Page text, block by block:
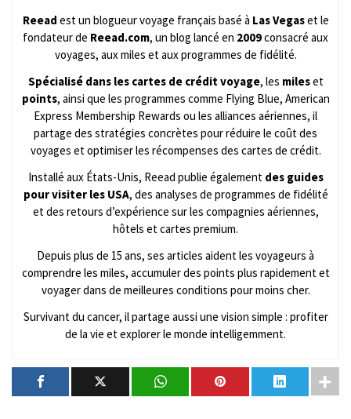
Reead est un blogueur voyage français basé à Las Vegaset le
fondateur de Reead.com, un blog lancé en 2009consacré aux
voyages, aux miles et aux programmes de fidélité.
Spécialisé dans les cartes de crédit voyage, les mileset
points, ainsi que les programmes comme Flying Blue, American
Express Membership Rewards ou les alliances aériennes, il
partage des stratégies concrètes pour réduire le coût des
voyages et optimiser les récompenses des cartes de crédit.
Installé aux États-Unis, Reead publie également des guides
pour visiter les USA, des analyses de programmes de fidélité
et des retours d’expérience sur les compagnies aériennes,
hôtels et cartes premium.
Depuis plus de 15 ans, ses articles aident les voyageurs à
comprendre les miles, accumuler des points plus rapidement et
voyager dans de meilleures conditions pour moins cher.
Survivant du cancer, il partage aussi une vision simple : profiter
de la vie et explorer le monde intelligemment.